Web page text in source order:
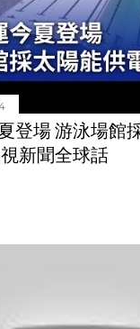
登場 游泳場館
新聞全球話